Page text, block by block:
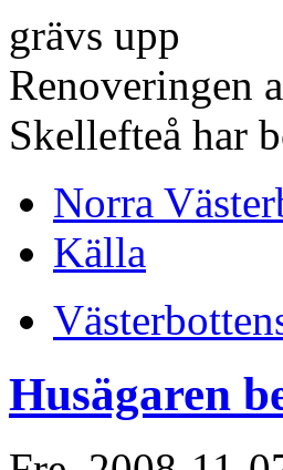
Renoveringen
Skellefteå har
Norra
Källa
Husägaren